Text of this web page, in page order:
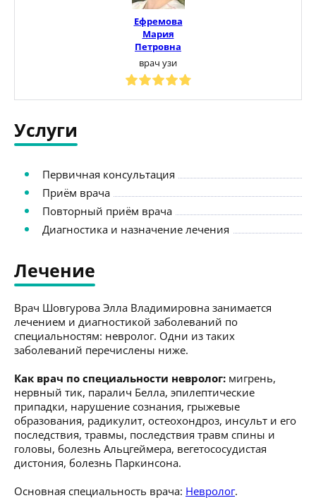
Ефремова
Мария
Петровна
врач узи
Услуги
Первичная консультация
Приём врача
Повторный приём врача
Диагностика и назначение лечения
Лечение
Врач Шовгурова Элла Владимировна занимается
лечением и диагностикой заболеваний по
специальностям: невролог. Одни из таких
заболеваний перечислены ниже.
Как врач по специальности невролог: мигрень,
нервный тик, паралич Белла, эпилептические
припадки, нарушение сознания, грыжевые
образования, радикулит, остеохондроз, инсульт и его
последствия, травмы, последствия травм спины и
головы, болезнь Альцгеймера, вегетососудистая
дистония, болезнь Паркинсона.
Основная специальность врача: Невролог.